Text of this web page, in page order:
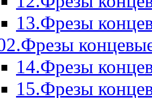
13.Фрезы
14.Фрезы
15.Фрезы